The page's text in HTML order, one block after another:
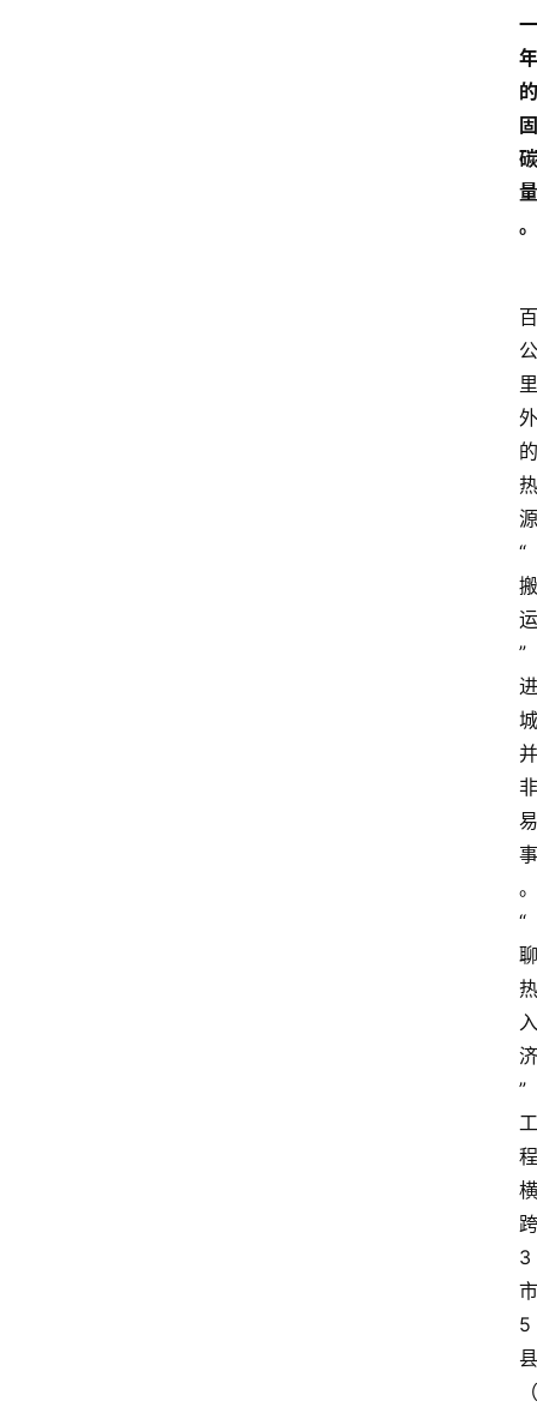
一
年
的
固
碳
量
。
百
公
里
外
的
热
源
“
搬
运
”
进
城
并
非
易
事
。
“
聊
热
入
济
”
工
程
横
跨
3
市
5
县
（